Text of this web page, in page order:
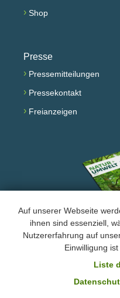
Auf unserer Webseite
ihnen sind essenziell,
Nutzererfahrung auf
Einwilligung
Liste
› Shop
Presse
› Pressemitteilungen
› Pressekontakt
› Freianzeigen
›